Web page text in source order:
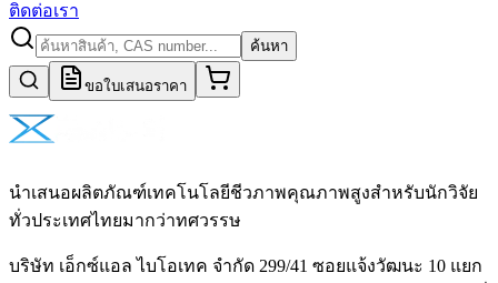
ติดต่อเรา
ค้นหา
ขอใบเสนอราคา
นำเสนอผลิตภัณฑ์เทคโนโลยีชีวภาพคุณภาพสูงสำหรับนักวิจัย
ทั่วประเทศไทยมากว่าทศวรรษ
บริษัท เอ็กซ์แอล ไบโอเทค จำกัด 299/41 ซอยแจ้งวัฒนะ 10 แยก